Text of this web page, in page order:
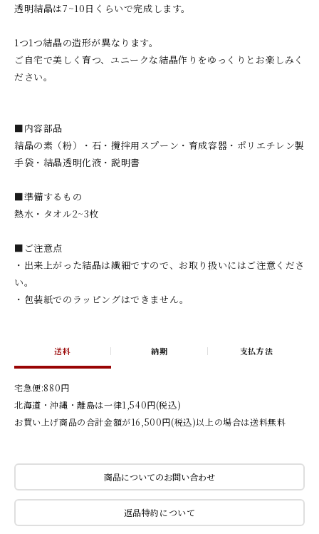
透明結晶は7~10日くらいで完成します。
1つ1つ結晶の造形が異なります。
ご自宅で美しく育つ、ユニークな結晶作りをゆっくりとお楽しみく
ださい。
■内容部品
結晶の素（粉）・石・攪拌用スプーン・育成容器・ポリエチレン製
手袋・結晶透明化液・説明書
■準備するもの
熱水・タオル2~3枚
■ご注意点
・出来上がった結晶は繊細ですので、お取り扱いにはご注意くださ
い。
・包装紙でのラッピングはできません。
送料 納期 支払方法
宅急便:880円
北海道・沖縄・離島は一律1,540円(税込)
お買い上げ商品の合計金額が16,500円(税込)以上の場合は送料無料
商品についてのお問い合わせ
返品特約について